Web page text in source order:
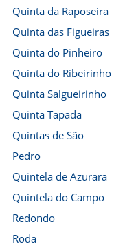
Quinta da Raposeira
Quinta das Figueiras
Quinta do Pinheiro
Quinta do Ribeirinho
Quinta Salgueirinho
Quinta Tapada
Quintas de São
Pedro
Quintela de Azurara
Quintela do Campo
Redondo
Roda